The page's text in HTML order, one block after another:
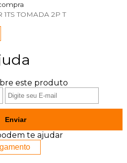
TOMADA 2P T
este produto
Enviar
te ajudar